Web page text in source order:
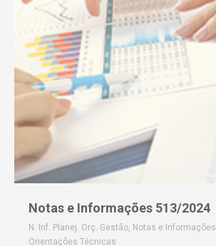
Notas e Informações 513/2024
N. Inf. Planej. Orç. Gestão, Notas e Informações
Orientações Técnicas